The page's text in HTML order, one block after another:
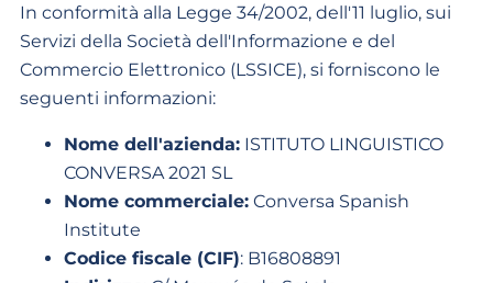
In conformità alla Legge 34/2002, dell'11 luglio, sui
Servizi della Società dell'Informazione e del
Commercio Elettronico (LSSICE), si forniscono le
seguenti informazioni:
Nome dell'azienda: ISTITUTO LINGUISTICO
CONVERSA 2021 SL
Nome commerciale: Conversa Spanish
Institute
Codice fiscale (CIF): B16808891